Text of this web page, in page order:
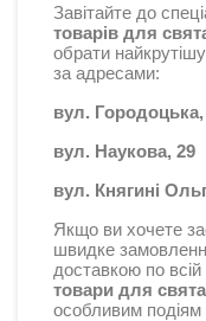
Завітайте до
товарів для
обрати
за адресами:
вул. Городоцька,
вул. Наукова, 29
вул. Княгині
Якщо ви хочете
швидке
доставкою по
товари для свята
особливим подіям